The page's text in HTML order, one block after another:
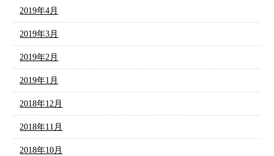
2019年4月
2019年3月
2019年2月
2019年1月
2018年12月
2018年11月
2018年10月